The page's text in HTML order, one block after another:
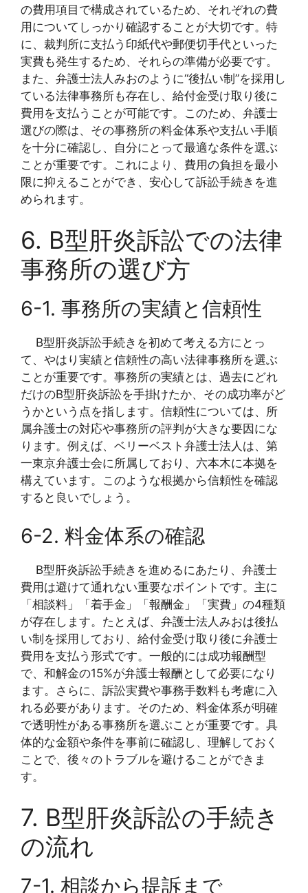
の費用項目で構成されているため、それぞれの費
用についてしっかり確認することが大切です。特
に、裁判所に支払う印紙代や郵便切手代といった
実費も発生するため、それらの準備が必要です。
また、弁護士法人みおのように“後払い制”を採用し
ている法律事務所も存在し、給付金受け取り後に
費用を支払うことが可能です。このため、弁護士
選びの際は、その事務所の料金体系や支払い手順
を十分に確認し、自分にとって最適な条件を選ぶ
ことが重要です。これにより、費用の負担を最小
限に抑えることができ、安心して訴訟手続きを進
められます。
6. B型肝炎訴訟での法律
事務所の選び方
6-1. 事務所の実績と信頼性
B型肝炎訴訟手続きを初めて考える方にとっ
て、やはり実績と信頼性の高い法律事務所を選ぶ
ことが重要です。事務所の実績とは、過去にどれ
だけのB型肝炎訴訟を手掛けたか、その成功率がど
うかという点を指します。信頼性については、所
属弁護士の対応や事務所の評判が大きな要因にな
ります。例えば、ベリーベスト弁護士法人は、第
一東京弁護士会に所属しており、六本木に本拠を
構えています。このような根拠から信頼性を確認
すると良いでしょう。
6-2. 料金体系の確認
B型肝炎訴訟手続きを進めるにあたり、弁護士
費用は避けて通れない重要なポイントです。主に
「相談料」「着手金」「報酬金」「実費」の4種類
が存在します。たとえば、弁護士法人みおは後払
い制を採用しており、給付金受け取り後に弁護士
費用を支払う形式です。一般的には成功報酬型
で、和解金の15%が弁護士報酬として必要になり
ます。さらに、訴訟実費や事務手数料も考慮に入
れる必要があります。そのため、料金体系が明確
で透明性がある事務所を選ぶことが重要です。具
体的な金額や条件を事前に確認し、理解しておく
ことで、後々のトラブルを避けることができま
す。
7. B型肝炎訴訟の手続き
の流れ
7-1. 相談から提訴まで